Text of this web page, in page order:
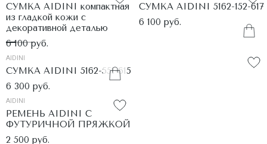
СУМКА AIDINI компактная
из гладкой кожи с
декоративной деталью
6 100 руб.
СУМКА AIDINI 5162-152-617
6 100 руб.
AIDINI
СУМКА AIDINI 5162-551-615
6 300 руб.
AIDINI
РЕМЕНЬ AIDINI С
ФУТУРИЧНОЙ ПРЯЖКОЙ
2 500 руб.